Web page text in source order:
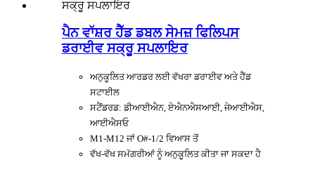
ਪੈਨ ਵਾੱਸ਼ਰ ਹੈੱਡ ਡਬਲ ਸੇਮਜ਼ ਫਿਲਿਪਸ
ਡਰਾਈਵ ਸਕ੍ਰੂ ਸਪਲਾਇਰ
ਅਨੁਕੂਲਿਤ ਆਰਡਰ ਲਈ ਵੱਖਰਾ ਡਰਾਈਵ ਅਤੇ ਹੈੱਡ
ਸਟਾਈਲ
ਸਟੈਂਡਰਡ: ਡੀਆਈਐਨ, ਏਐਨਐਸਆਈ, ਜੇਆਈਐਸ,
ਆਈਐਸਓ
M1-M12 ਜਾਂ O#-1/2 ਵਿਆਸ ਤੋਂ
ਵੱਖ-ਵੱਖ ਸਮੱਗਰੀਆਂ ਨੂੰ ਅਨੁਕੂਲਿਤ ਕੀਤਾ ਜਾ ਸਕਦਾ ਹੈ